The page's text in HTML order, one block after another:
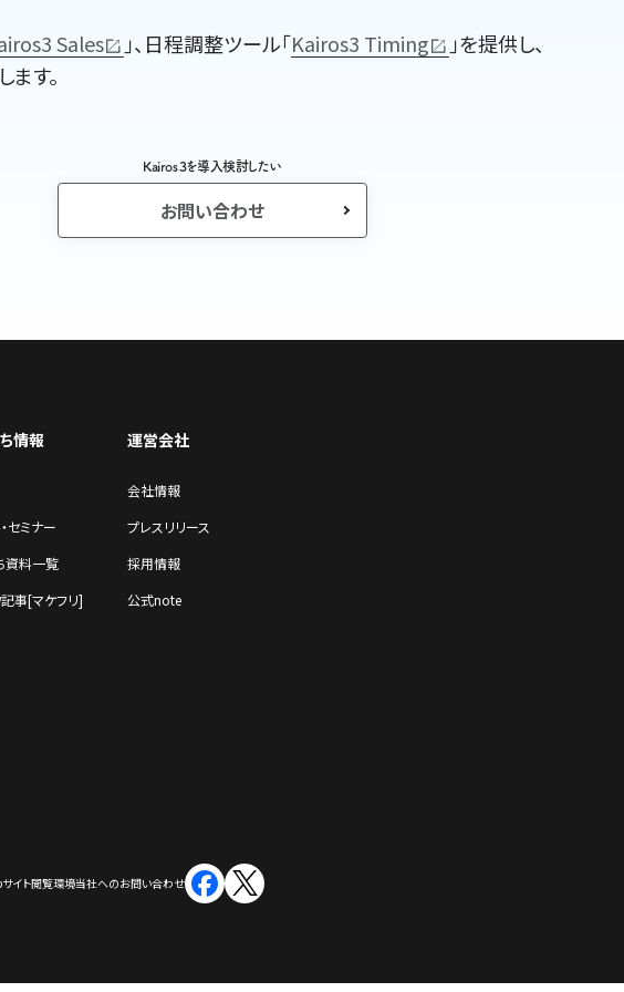
Sales ｣、日程調整ツール｢Kairos3 Timing
｣を提供し、
す。
Kairos 3を導入検討したい
お問い合わせ
情報
セミナー
資料一覧
事[マケフリ]
運営会社
会社情報
プレスリリース
採⽤情報
公式note
イト閲覧環境当社へのお問い合わせ